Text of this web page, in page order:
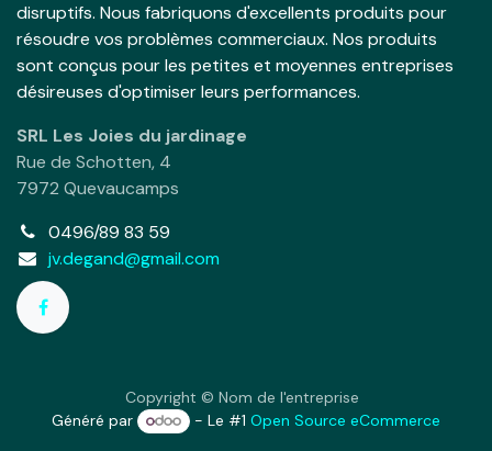
disruptifs. Nous fabriquons d'excellents produits pour
résoudre vos problèmes commerciaux. Nos produits
sont conçus pour les petites et moyennes entreprises
désireuses d'optimiser leurs performances.
SRL Les Joies du jardinage
Rue de Schotten, 4
7972 Quevaucamps
0496/89 83 59
jv.degand@gmail.com
Copyright © Nom de l'entreprise
Généré par
- Le #1Open Source eCommerce